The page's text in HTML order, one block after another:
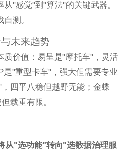
"感觉"到"算法"的关键武器。
测。
未来趋势
质价值：易呈是"摩托车"，灵活
是"重型卡车"，强大但需要专业
四平八稳但越野无能；金蝶
载重有限。
从"选功能"转向"选数据治理服